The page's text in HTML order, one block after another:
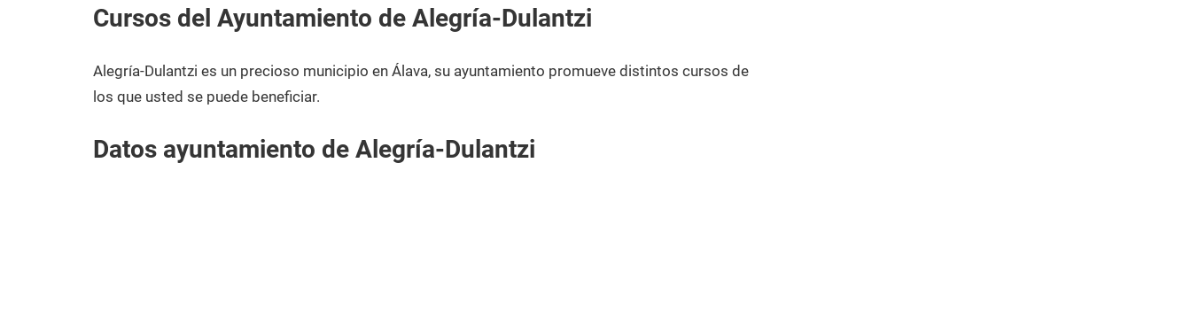
Cursos del Ayuntamiento de Alegría-Dulantzi
Alegría-Dulantzi es un precioso municipio en Álava, su ayuntamiento promueve distintos cursos de
los que usted se puede beneficiar.
Datos ayuntamiento de Alegría-Dulantzi